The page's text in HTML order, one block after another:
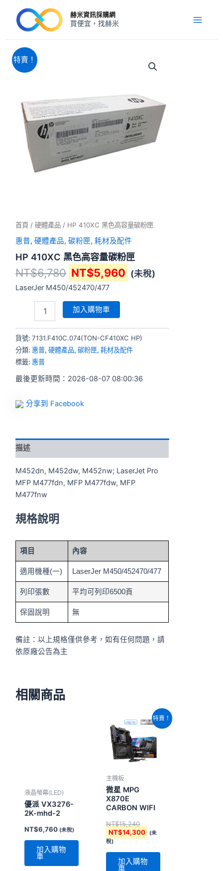
赫米資訊採購網
買便宜，找赫米
Menu
特賣！
首頁 /硬體產品 / HP 410XC 黑色高容量碳粉匣
惠普,硬體產品,碳粉匣,耗材及配件
HP 410XC 黑色高容量碳粉匣
NT$6,780
NT$6,780。
NT$5,960
格：
NT$5,960。
(未稅)
LaserJer M450/452470/477
HP
410XC
黑
容
加入購物車
貨號:7131.F410C.074(TON-CF410XC HP)
分類: 惠普,硬體產品,碳粉匣,耗材及配件
標籤: 惠普
最後更新時間：2026-08-07 08:00:36
分享到 Facebook
描述
M452dn, M452dw, M452nw; LaserJet Pro
MFP M477fdn, MFP M477fdw, MFP
M477fnw
規格說明
項目 內容
適用機種(一) LaserJer M450/452470/477
列印張數 平均可列印6500頁
保固說明 無
備註：以上規格僅供參考，如有任何問題，請
依原廠公告為主
相關商品
液晶螢幕(LED)
優派 VX3276-
2K-mhd-2
NT$6,760 (未稅)
加入購物
車
特賣！
主機板
微星 MPG
X870E
CARBON WIFI
NT$15,240
始
格：
NT$15,240。
NT$14,300
目
前
格：
NT$14,300。
(未
稅)
加入購物
車